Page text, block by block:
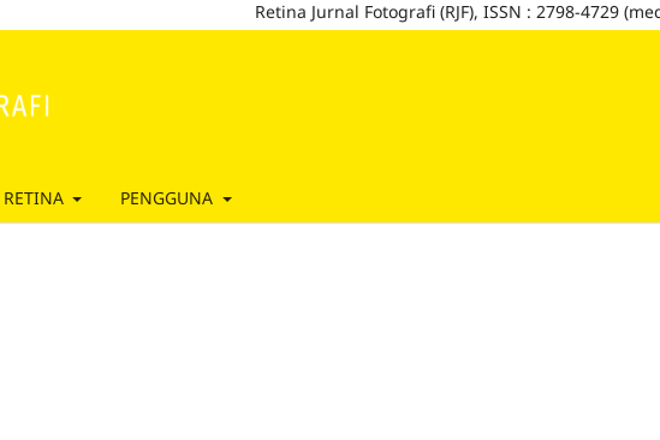
Retina Jurnal Fotografi (RJF), ISSN : 2798-4729 (media
RETINA PENGGUNA